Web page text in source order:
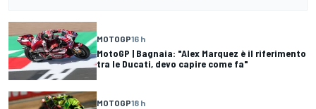
MOTOGP16 h
MotoGP | Bagnaia: "Alex Marquez è il riferimento
tra le Ducati, devo capire come fa"
MOTOGP18 h